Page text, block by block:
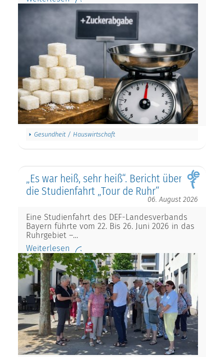
Gesundheit / Hauswirtschaft
„Es war heiß, sehr heiß“. Bericht über
die Studienfahrt „Tour de Ruhr“
06. August 2026
Eine Studienfahrt des DEF-Landesverbands
Bayern führte vom 22. Bis 26. Juni 2026 in das
Ruhrgebiet –…
Weiterlesen